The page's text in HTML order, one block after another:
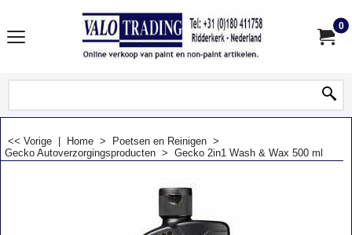
0
<< Vorige Home > Poetsen en Reinigen >
Gecko Autoverzorgingsproducten > Gecko 2in1 Wash & Wax 500 ml